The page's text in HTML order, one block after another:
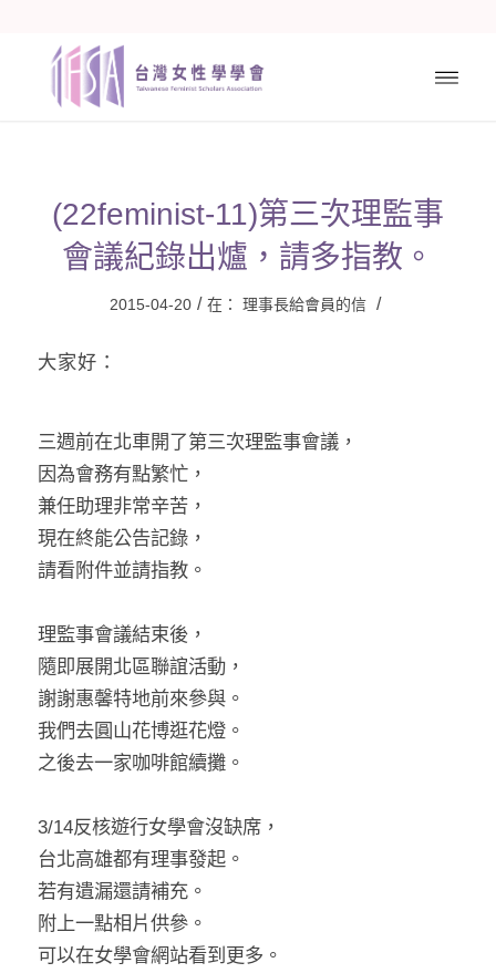
(22feminist-11)第三次理監事
會議紀錄出爐，請多指教。
2015-04-20 / 在： 理事長給會員的信 /
大家好：
三週前在北車開了第三次理監事會議，
因為會務有點繁忙，
兼任助理非常辛苦，
現在終能公告記錄，
請看附件並請指教。
理監事會議結束後，
隨即展開北區聯誼活動，
謝謝惠馨特地前來參與。
我們去圓山花博逛花燈。
之後去一家咖啡館續攤。
3/14反核遊行女學會沒缺席，
台北高雄都有理事發起。
若有遺漏還請補充。
附上一點相片供參。
可以在女學會網站看到更多。